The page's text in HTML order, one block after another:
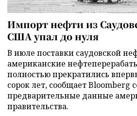
Импорт нефти из
США упал до нуля
В июле поставки саудовской
американские
полностью прекратились
сорок лет, сообщает Bloomberg
предварительные данные
правительства.